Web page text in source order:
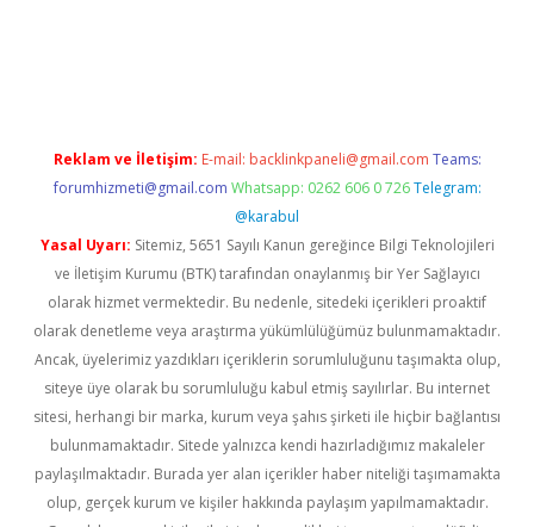
Reklam ve İletişim: E-mail: backlinkpaneli@gmail.com Teams:
forumhizmeti@gmail.com Whatsapp: 0262 606 0 726 Telegram:
@karabul
Yasal Uyarı: Sitemiz, 5651 Sayılı Kanun gereğince Bilgi Teknolojileri
ve İletişim Kurumu (BTK) tarafından onaylanmış bir Yer Sağlayıcı
olarak hizmet vermektedir. Bu nedenle, sitedeki içerikleri proaktif
olarak denetleme veya araştırma yükümlülüğümüz bulunmamaktadır.
Ancak, üyelerimiz yazdıkları içeriklerin sorumluluğunu taşımakta olup,
siteye üye olarak bu sorumluluğu kabul etmiş sayılırlar. Bu internet
sitesi, herhangi bir marka, kurum veya şahıs şirketi ile hiçbir bağlantısı
bulunmamaktadır. Sitede yalnızca kendi hazırladığımız makaleler
paylaşılmaktadır. Burada yer alan içerikler haber niteliği taşımamakta
olup, gerçek kurum ve kişiler hakkında paylaşım yapılmamaktadır.